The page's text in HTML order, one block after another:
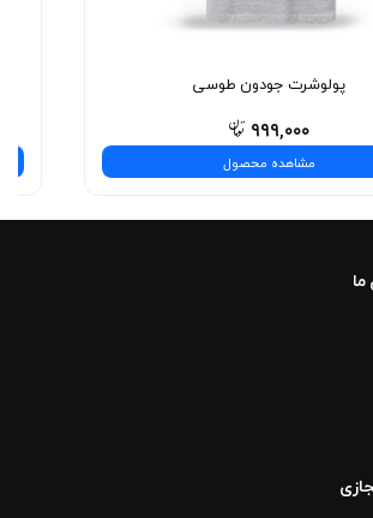
شیک و بی‌نظیره! همین حالا انتخاب
پولوشرت جودون طوسی
۹۹۹,۰۰۰
مشاهده محصول